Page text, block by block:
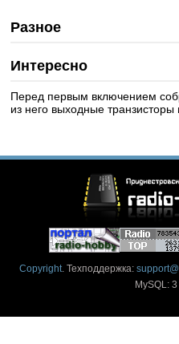
Разное
Интересно
Перед первым включением
из него выходные транзисторы
Copyright. Техподдержка:
MySQL: